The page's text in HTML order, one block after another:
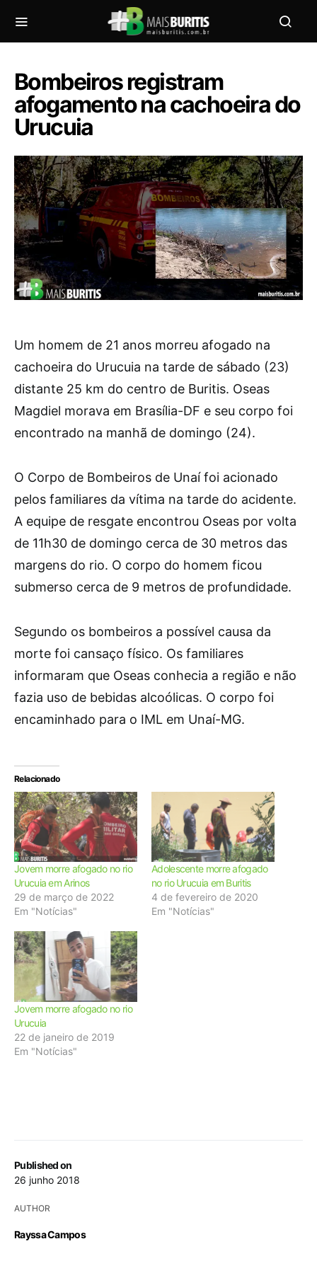
Bombeiros registram
afogamento na cachoeira do
Urucuia
Published on
26 junho 2018
AUTHOR
Rayssa Campos
Um homem de 21 anos morreu afogado na
cachoeira do Urucuia na tarde de sábado (23)
distante 25 km do centro de Buritis. Oseas
Magdiel morava em Brasília-DF e seu corpo foi
encontrado na manhã de domingo (24).
O Corpo de Bombeiros de Unaí foi acionado
pelos familiares da vítima na tarde do acidente.
A equipe de resgate encontrou Oseas por volta
de 11h30 de domingo cerca de 30 metros das
margens do rio. O corpo do homem ficou
submerso cerca de 9 metros de profundidade.
Segundo os bombeiros a possível causa da
morte foi cansaço físico. Os familiares
informaram que Oseas conhecia a região e não
fazia uso de bebidas alcoólicas. O corpo foi
encaminhado para o IML em Unaí-MG.
Relacionado
Jovem morre afogado no rio
Urucuia em Arinos
29 de março de 2022
Em "Notícias"
Adolescente morre afogado
no rio Urucuia em Buritis
4 de fevereiro de 2020
Em "Notícias"
Jovem morre afogado no rio
Urucuia
22 de janeiro de 2019
Em "Notícias"